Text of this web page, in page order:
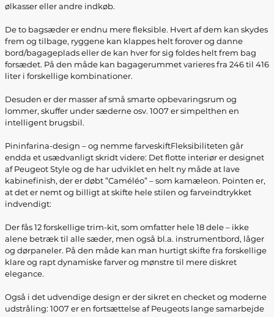
ølkasser eller andre indkøb.
De to bagsæder er endnu mere fleksible. Hvert af dem kan skydes
frem og tilbage, ryggene kan klappes helt forover og danne
bord/bagageplads eller de kan hver for sig foldes helt frem bag
forsædet. På den måde kan bagagerummet varieres fra 246 til 416
liter i forskellige kombinationer.
Desuden er der masser af små smarte opbevaringsrum og
lommer, skuffer under sæderne osv. 1007 er simpelthen en
intelligent brugsbil.
Pininfarina-design – og nemme farveskiftFleksibiliteten går
endda et usædvanligt skridt videre: Det flotte interiør er designet
af Peugeot Style og de har udviklet en helt ny måde at lave
kabinefinish, der er døbt ”Caméléo” – som kamæleon. Pointen er,
at det er nemt og billigt at skifte hele stilen og farveindtrykket
indvendigt:
Der fås 12 forskellige trim-kit, som omfatter hele 18 dele – ikke
alene betræk til alle sæder, men også bl.a. instrumentbord, låger
og dørpaneler. På den måde kan man hurtigt skifte fra forskellige
klare og rapt dynamiske farver og mønstre til mere diskret
elegance.
Også i det udvendige design er der sikret en checket og moderne
udstråling: 1007 er en fortsættelse af Peugeots lange samarbejde